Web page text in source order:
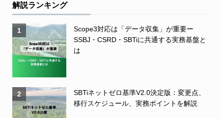
解説ランキング
1
Scope3対応は「データ収集」が重要ー
SSBJ・CSRD・SBTiに共通する実務基盤と
は
2
SBTiネットゼロ基準V2.0決定版：変更点、
移行スケジュール、実務ポイントを解説